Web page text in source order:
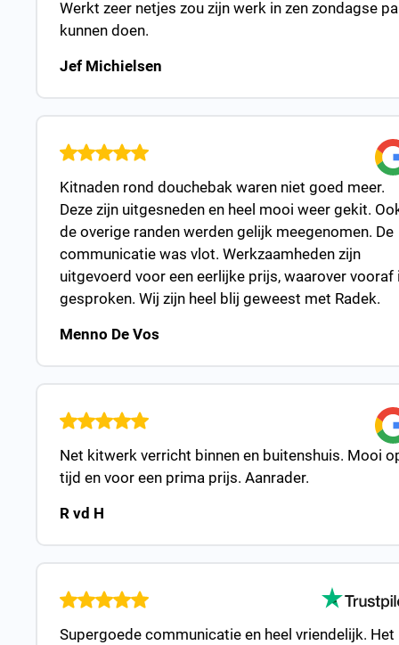
Werkt zeer netjes zou zijn werk in zen zondagse
kunnen doen.
Jef Michielsen
Kitnaden rond douchebak waren niet goed meer.
Deze zijn uitgesneden en heel mooi weer gekit.
de overige randen werden gelijk meegenomen. De
communicatie was vlot. Werkzaamheden zijn
uitgevoerd voor een eerlijke prijs, waarover vooraf
gesproken. Wij zijn heel blij geweest met Radek.
Menno De Vos
Net kitwerk verricht binnen en buitenshuis. Mooi
tijd en voor een prima prijs. Aanrader.
R vd H
Supergoede communicatie en heel vriendelijk. Het